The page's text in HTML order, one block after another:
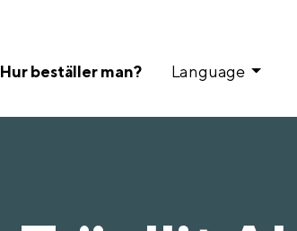
Hur beställer man? Language